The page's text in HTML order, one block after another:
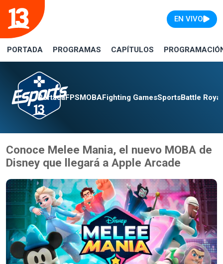
PORTADA PROGRAMAS CAPÍTULOS
EN VIVO
PortadaFPSMOBAFighting GamesSportsBattle
Conoce Melee Mania, el nuevo MOBA de
Disney que llegará a Apple Arcade